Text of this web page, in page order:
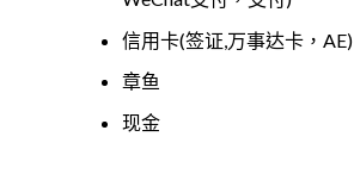
信用卡(签证,万事达卡，AE)
章鱼
现金